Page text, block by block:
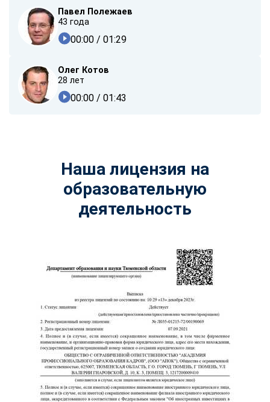
Павел Полежаев
43 года
00:00 / 01:29
Олег Котов
28 лет
00:00 / 01:43
Наша лицензия на
образовательную
деятельность